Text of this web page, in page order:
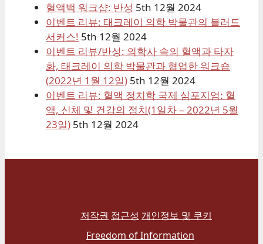
혈액백 워크샵: 반성 5th 12월 2024
이벤트 리뷰: 태크레이 의학 박물관의 블러드
서커스! 5th 12월 2024
이벤트 리뷰/반성: 의학사 속의 혈액과 타자
화, 태크레이 의학 박물관과 협업한 워크숍
(2022년 1월 12일) 5th 12월 2024
이벤트 리뷰: 혈액 정치학 국제 심포지엄: 혈
액, 신체 및 건강의 정치(1일차 – 2022년 5월
23일) 5th 12월 2024
저작권 접근성 개인정보 및 쿠키
Freedom of Information